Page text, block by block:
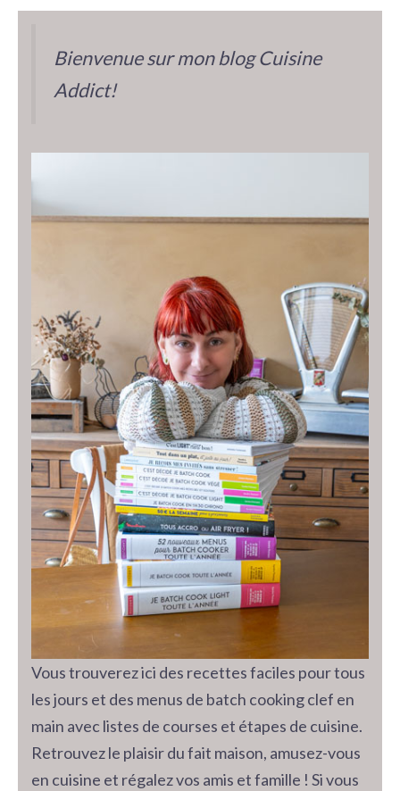
Bienvenue sur mon blog Cuisine
Addict!
Vous trouverez ici des recettes faciles pour tous
les jours et des menus de batch cooking clef en
main avec listes de courses et étapes de cuisine.
Retrouvez le plaisir du fait maison, amusez-vous
en cuisine et régalez vos amis et famille ! Si vous